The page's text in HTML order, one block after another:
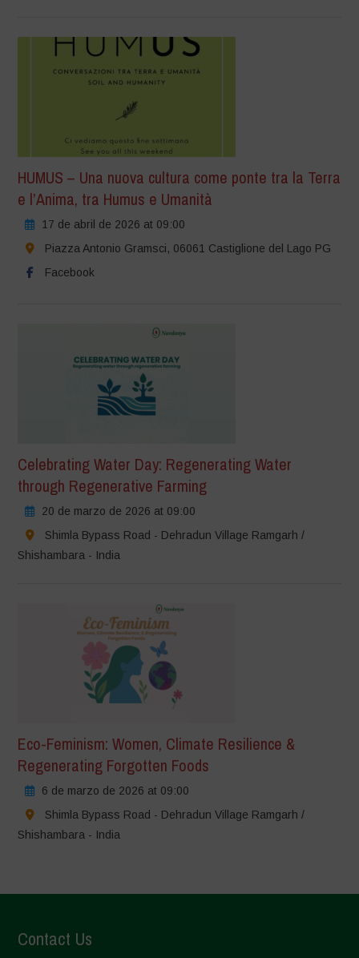
HUMUS – Una nuova cultura come ponte tra la Terra
e l’Anima, tra Humus e Umanità
17 de abril de 2026 at 09:00
Piazza Antonio Gramsci, 06061 Castiglione del Lago PG
Facebook
Celebrating Water Day: Regenerating Water
through Regenerative Farming
20 de marzo de 2026 at 09:00
Shimla Bypass Road - Dehradun Village Ramgarh /
Shishambara - India
Eco-Feminism: Women, Climate Resilience &
Regenerating Forgotten Foods
6 de marzo de 2026 at 09:00
Shimla Bypass Road - Dehradun Village Ramgarh /
Shishambara - India
Contact Us